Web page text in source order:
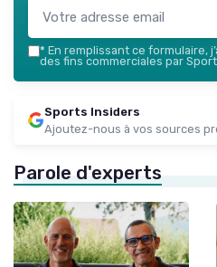
* En remplissant ce formulaire,
des fins commerciales par
Sports Insiders
Ajoutez-nous à vos sources
Parole d'experts